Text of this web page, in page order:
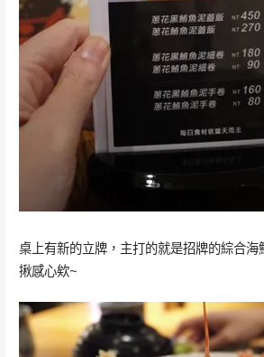
桌上有新的立牌，主打的就是招牌的綜合海
揪感心欸~